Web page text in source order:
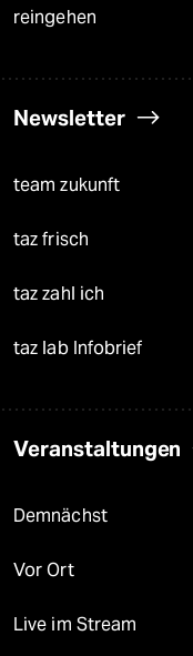
reingehen
Newsletter
team zukunft
taz frisch
taz zahl ich
taz lab Infobrief
Veranstaltungen
Demnächst
Vor Ort
Live im Stream